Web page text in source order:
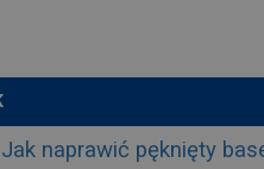
Jak naprawić pęknięty